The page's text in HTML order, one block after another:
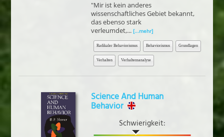
"Mir ist kein anderes
wissenschaftliches Gebiet bekannt,
das ebenso stark
verleumdet,... [...mehr]
Radikaler Behaviorismus Behaviorismus Grundlagen
Verhalten Verhaltensanalyse
Science And Human
Behavior
Schwierigkeit: